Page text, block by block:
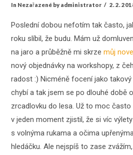
In Nezařazené by administrator 2. 2.
Poslední dobou nefotím tak často,
roku slíbil, že budu. Mám už
na jaro a průběžně mi skrzemůj
nový objednávky na workshopy, z
radost :) Nicméně focení jako
chybí a tak jsem se po dlouhé době
zrcadlovku do lesa. Už to moc
v jeden moment zjistil, že si víc
s volnýma rukama a očima
hledáčku. Ale nejspíš to zase